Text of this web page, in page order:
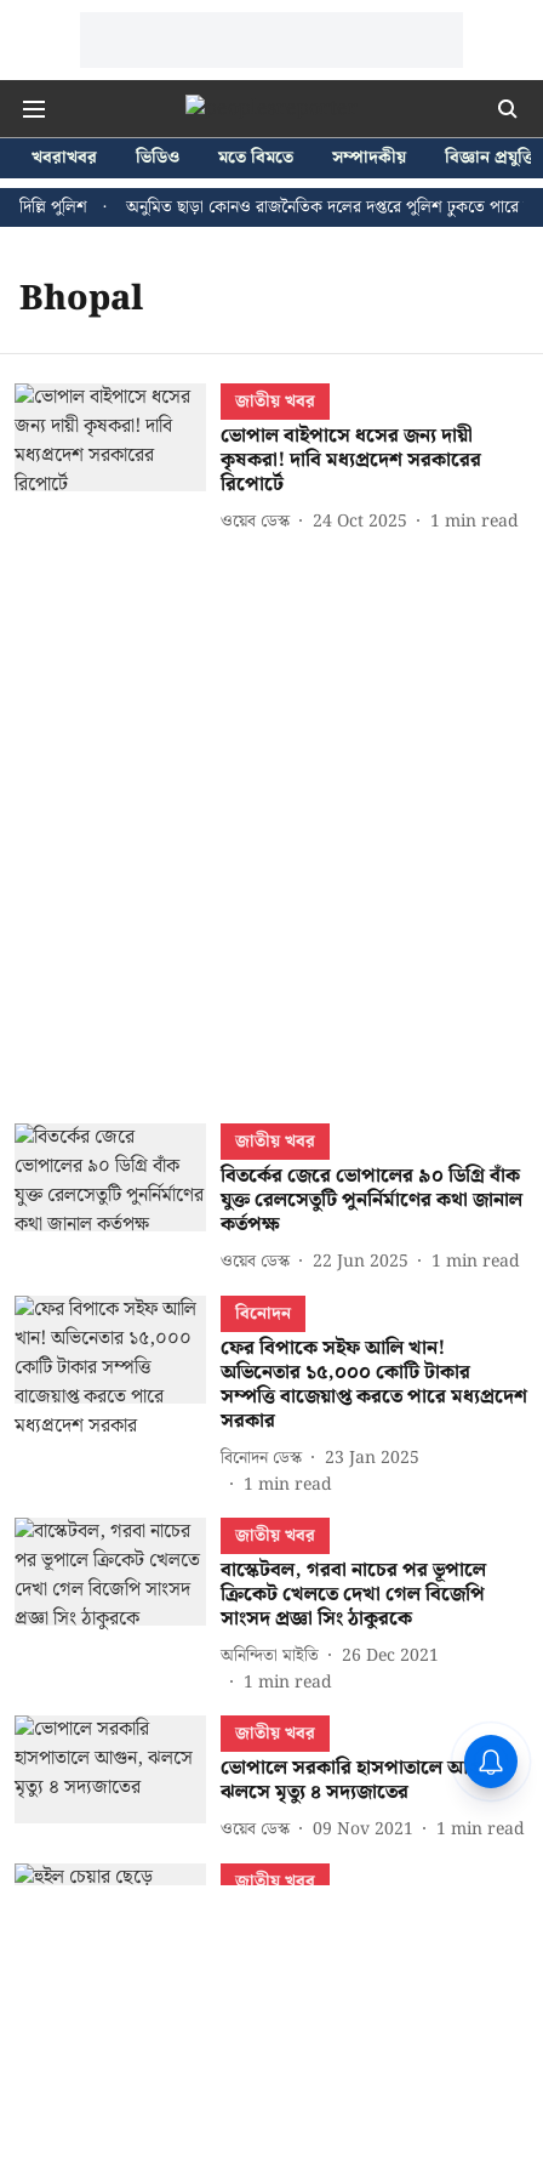
খবরাখবর ভিডিও মতে বিমতে সম্পাদকীয়
বিজ্ঞান প্রযুক্তি
পুলিশ
অনুমিত ছাড়া কোনও রাজনৈতিক দলের দপ্তরে পুলিশ ঢুকতে পারে না -
Bhopal
জাতীয় খবর
ভোপাল বাইপাসে ধসের জন্য দায়ী
কৃষকরা! দাবি মধ্যপ্রদেশ সরকারের
রিপোর্টে
ওয়েব ডেস্ক 24 Oct 2025 1 min read
জাতীয় খবর
বিতর্কের জেরে ভোপালের ৯০ ডিগ্রি বাঁক
যুক্ত রেলসেতুটি পুনর্নির্মাণের কথা জানাল
কর্তপক্ষ
ওয়েব ডেস্ক 22 Jun 2025 1 min read
বিনোদন
ফের বিপাকে সইফ আলি খান!
অভিনেতার ১৫,০০০ কোটি টাকার
সম্পত্তি বাজেয়াপ্ত করতে পারে মধ্যপ্রদেশ
সরকার
বিনোদন ডেস্ক
23 Jan 2025
1 min read
জাতীয় খবর
বাস্কেটবল, গরবা নাচের পর ভূপালে
ক্রিকেট খেলতে দেখা গেল বিজেপি
সাংসদ প্রজ্ঞা সিং ঠাকুরকে
অনিন্দিতা মাইতি
26 Dec 2021
1 min read
জাতীয় খবর
ভোপালে সরকারি হাসপাতালে আগুন,
ঝলসে মৃত্যু ৪ সদ্যজাতের
ওয়েব ডেস্ক 09 Nov 2021 1 min read
জাতীয় খবর